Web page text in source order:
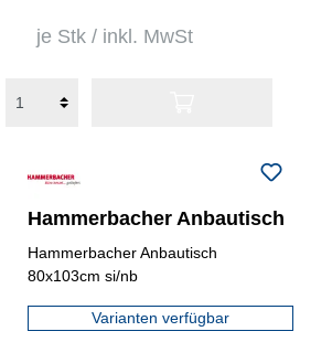
je Stk / inkl. MwSt
Hammerbacher Anbautisch
Hammerbacher Anbautisch
80x103cm si/nb
Varianten verfügbar